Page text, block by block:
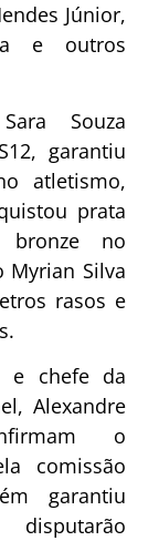
Júnior,
e outros
Souza
garantiu
atletismo,
prata
no
Myrian Silva
rasos e
e chefe da
Alexandre
o
comissão
garantiu